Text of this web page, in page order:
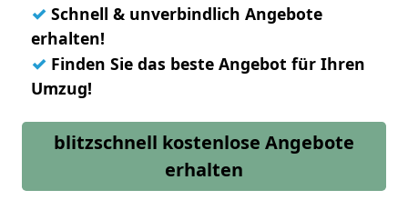
✓ Schnell & unverbindlich Angebote
erhalten!
✓ Finden Sie das beste Angebot für Ihren
Umzug!
blitzschnell kostenlose Angebote
erhalten